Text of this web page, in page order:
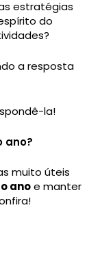
estratégias
do
a resposta
la!
ano?
muito úteis
anoe manter